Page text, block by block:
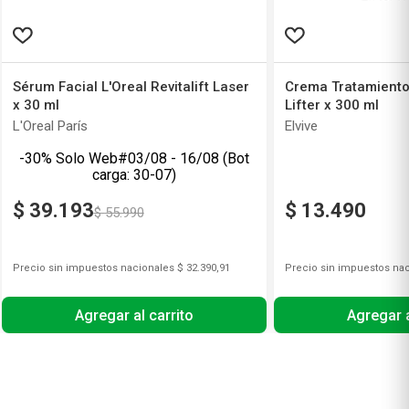
Sérum Facial L'Oreal Revitalift Laser
x 30 ml
L'Oreal París
-30% Solo Web#03/08 - 16/08 (Bot
carga: 30-07)
$ 39.193$ 55.990
Precio sin impuestos nacionales $ 32.390,91
Agregar al carrito
Crema
Lifter x 300 ml
Elvive
$ 13.490
Precio sin impuestos
Agregar